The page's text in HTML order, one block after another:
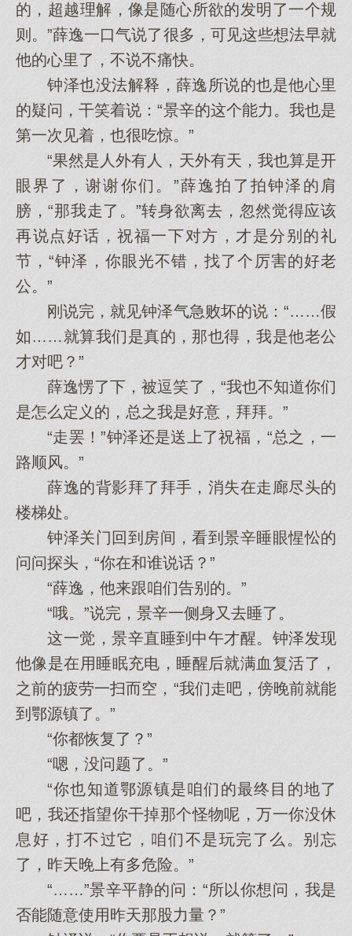
的，超越理解，像是随心所欲的发明了一个规
则。”薛逸一口气说了很多，可见这些想法早就
他的心里了，不说不痛快。
钟泽也没法解释，薛逸所说的也是他心里
的疑问，干笑着说：“景辛的这个能力。我也是
第一次见着，也很吃惊。”
“果然是人外有人，天外有天，我也算是开
眼界了，谢谢你们。”薛逸拍了拍钟泽的肩
膀，“那我走了。”转身欲离去，忽然觉得应该
再说点好话，祝福一下对方，才是分别的礼
节，“钟泽，你眼光不错，找了个厉害的好老
公。”
刚说完，就见钟泽气急败坏的说：“……假
如……就算我们是真的，那也得，我是他老公
才对吧？”
薛逸愣了下，被逗笑了，“我也不知道你们
是怎么定义的，总之我是好意，拜拜。”
“走罢！”钟泽还是送上了祝福，“总之，一
路顺风。”
薛逸的背影拜了拜手，消失在走廊尽头的
楼梯处。
钟泽关门回到房间，看到景辛睡眼惺忪的
问问探头，“你在和谁说话？”
“薛逸，他来跟咱们告别的。”
“哦。”说完，景辛一侧身又去睡了。
这一觉，景辛直睡到中午才醒。钟泽发现
他像是在用睡眠充电，睡醒后就满血复活了，
之前的疲劳一扫而空，“我们走吧，傍晚前就能
到鄂源镇了。”
“你都恢复了？”
“嗯，没问题了。”
“你也知道鄂源镇是咱们的最终目的地了
吧，我还指望你干掉那个怪物呢，万一你没休
息好，打不过它，咱们不是玩完了么。别忘
了，昨天晚上有多危险。”
“……”景辛平静的问：“所以你想问，我是
否能随意使用昨天那股力量？”